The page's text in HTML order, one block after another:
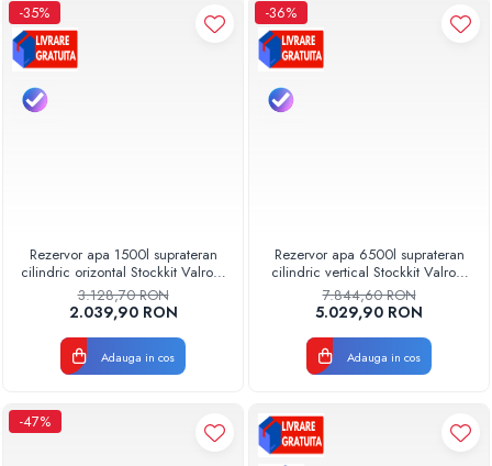
-35%
Rezervor apa 1500l suprateran
cilindric orizontal Stockkit Valrom
49011500001
3.128,70 RON
2.039,90 RON
Adauga in cos
-36%
Rezervor apa 6500l suprateran
cilindric vertical Stockkit Valrom
49020170000
7.844,60 RON
5.029,90 RON
Adauga in cos
-47%